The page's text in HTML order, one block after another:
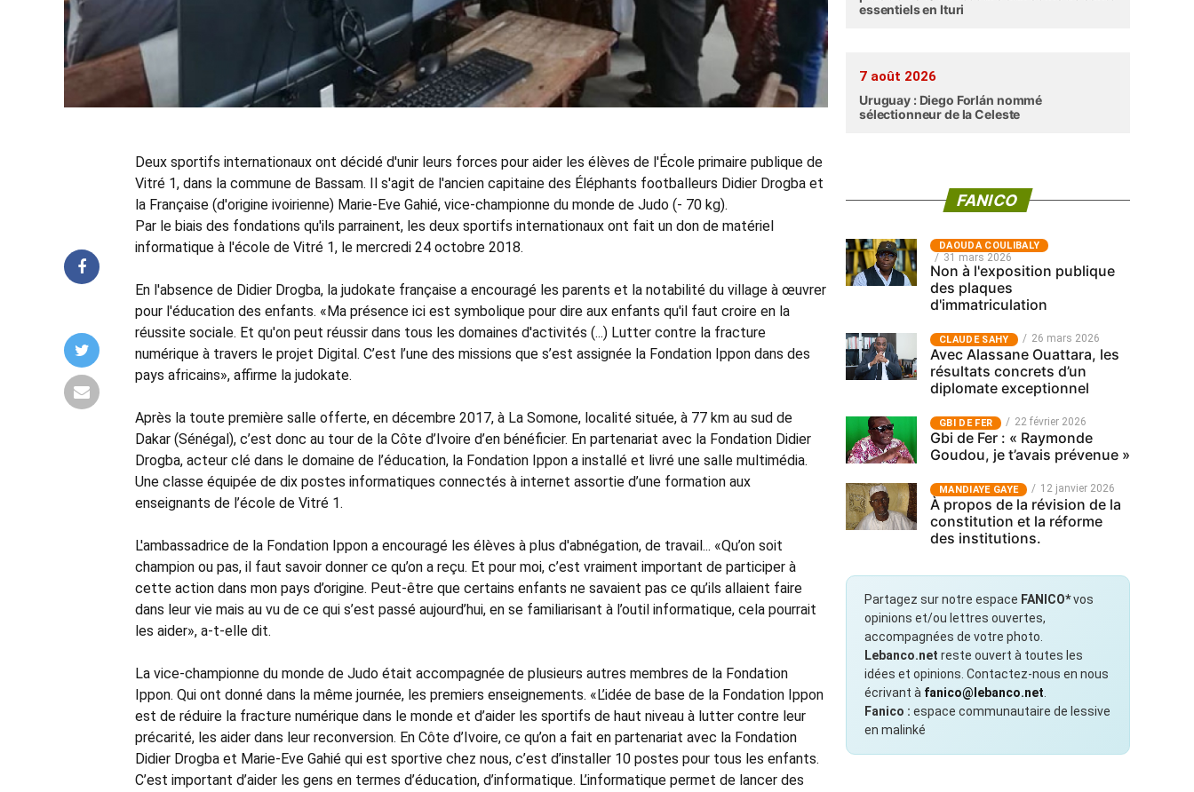
Deux sportifs internationaux ont décidé d'unir leurs forces pour aider les élèves de l'École primaire publique de
Vitré 1, dans la commune de Bassam. Il s'agit de l'ancien capitaine des Éléphants footballeurs Didier Drogba et
la Française (d'origine ivoirienne) Marie-Eve Gahié, vice-championne du monde de Judo (- 70 kg).
Par le biais des fondations qu'ils parrainent, les deux sportifs internationaux ont fait un don de matériel
informatique à l'école de Vitré 1, le mercredi 24 octobre 2018.
En l'absence de Didier Drogba, la judokate française a encouragé les parents et la notabilité du village à œuvrer
pour l'éducation des enfants. «Ma présence ici est symbolique pour dire aux enfants qu'il faut croire en la
réussite sociale. Et qu'on peut réussir dans tous les domaines d'activités (...) Lutter contre la fracture
numérique à travers le projet Digital. C’est l’une des missions que s’est assignée la Fondation Ippon dans des
pays africains», affirme la judokate.
Après la toute première salle offerte, en décembre 2017, à La Somone, localité située, à 77 km au sud de
Dakar (Sénégal), c’est donc au tour de la Côte d’Ivoire d’en bénéficier. En partenariat avec la Fondation Didier
Drogba, acteur clé dans le domaine de l’éducation, la Fondation Ippon a installé et livré une salle multimédia.
Une classe équipée de dix postes informatiques connectés à internet assortie d’une formation aux
enseignants de l’école de Vitré 1.
L'ambassadrice de la Fondation Ippon a encouragé les élèves à plus d'abnégation, de travail... «Qu’on soit
champion ou pas, il faut savoir donner ce qu’on a reçu. Et pour moi, c’est vraiment important de participer à
cette action dans mon pays d’origine. Peut-être que certains enfants ne savaient pas ce qu’ils allaient faire
dans leur vie mais au vu de ce qui s’est passé aujourd’hui, en se familiarisant à l’outil informatique, cela pourrait
les aider», a-t-elle dit.
La vice-championne du monde de Judo était accompagnée de plusieurs autres membres de la Fondation
Ippon. Qui ont donné dans la même journée, les premiers enseignements. «L’idée de base de la Fondation Ippon
est de réduire la fracture numérique dans le monde et d’aider les sportifs de haut niveau à lutter contre leur
précarité, les aider dans leur reconversion. En Côte d’Ivoire, ce qu’on a fait en partenariat avec la Fondation
Didier Drogba et Marie-Eve Gahié qui est sportive chez nous, c’est d’installer 10 postes pour tous les enfants.
C’est important d’aider les gens en termes d’éducation, d’informatique. L’informatique permet de lancer des
essentiels en Ituri
7 août 2026
Uruguay : Diego Forlán nommé
sélectionneur de la Celeste
FANICO
‎DAOUDA COULIBALY
31 mars 2026
Non à l'exposition publique
des plaques
d'immatriculation
CLAUDE SAHY 26 mars 2026
Avec Alassane Ouattara, les
résultats concrets d’un
diplomate exceptionnel
GBI DE FER 22 février 2026
Gbi de Fer : « Raymonde
Goudou, je t’avais prévenue »
MANDIAYE GAYE 12 janvier 2026
À propos de la révision de la
constitution et la réforme
des institutions.
Partagez sur notre espace FANICO*vos
opinions et/ou lettres ouvertes,
accompagnées de votre photo.
Lebanco.net reste ouvert à toutes les
idées et opinions. Contactez-nous en nous
écrivant à fanico@lebanco.net
Fanico : espace communautaire de lessive
en malinké